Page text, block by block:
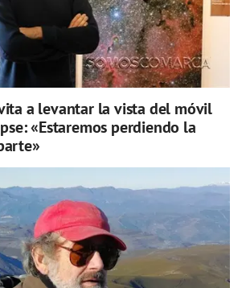
a levantar la vista del móvil
«Estaremos perdiendo la